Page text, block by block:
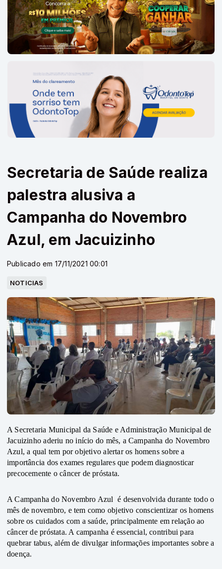
Secretaria de Saúde realiza
palestra alusiva a
Campanha do Novembro
Azul, em Jacuizinho
Publicado em 17/11/2021 00:01
NOTICIAS
A Secretaria Municipal da Saúde e Administração Municipal de
Jacuizinho aderiu no início do mês, a Campanha do Novembro
Azul, a qual tem por objetivo alertar os homens sobre a
importância dos exames regulares que podem diagnosticar
precocemente o câncer de próstata.
A Campanha do Novembro Azul  é desenvolvida durante todo o
mês de novembro, e tem como objetivo conscientizar os homens
sobre os cuidados com a saúde, principalmente em relação ao
câncer de próstata. A campanha é essencial, contribui para
quebrar tabus, além de divulgar informações importantes sobre a
doença.